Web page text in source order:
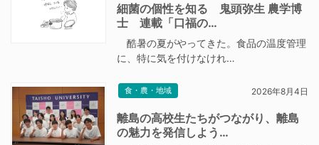
細菌の個性を知る 鬼頭弥生 農学博
士 連載「口福の…
酷暑の夏がやってきた。食品の温度管理
に、特に気を付けなけれ…
食・農・地域 2026年8月4日
離島の高校生たちがつながり、離島
の魅力を発信しよう…